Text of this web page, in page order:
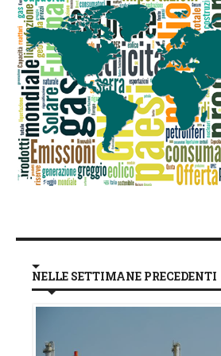
NELLE SETTIMANE PRECEDENTI